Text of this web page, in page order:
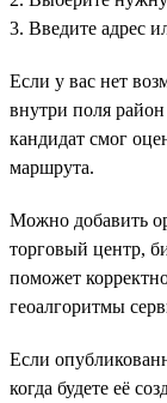
3. Введите адрес
Если у вас нет
внутри поля
кандидат смог
маршрута.
Можно добавить
торговый центр,
поможет
геоалгоритмы
Если
когда будете её